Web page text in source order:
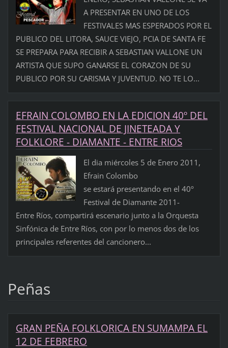
A PRESENTAR EN UNO DE LOS
FESTIVALES MAS ESPERADOS POR EL
PUBLICO DEL LITORA, SAUCE VIEJO, PCIA DE SANTA FE
SE PREPARA PARA RECIBIR A SEBASTIAN VALLONE UN
ARTISTA QUE SUPO GANARSE EL CORAZON DE SU
PUBLICO POR SU CARISMA Y JUVENTUD. NO TE LO...
EFRAIN COLOMBO EN LA EDICION 40º DEL
FESTIVAL NACIONAL DE JINETEADA Y
FOLKLORE - DIAMANTE - ENTRE RIOS
El dia miércoles 5 de Enero 2011,
Efrain Colombo
se estará presentando en el 40º
Festival de Diamante 2011-
Entre Ríos, compartirá escenario junto a la Orquesta
Sinfónica de Entre Ríos, con por lo menos dos de los
principales referentes del cancionero...
Peñas
GRAN PEÑA FOLKLORICA EN SUMAMPA EL
12 DE FEBRERO